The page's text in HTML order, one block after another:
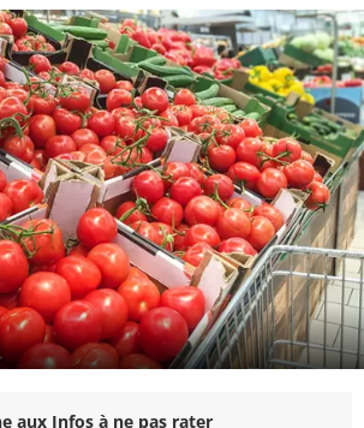
aux Infos à ne pas rater